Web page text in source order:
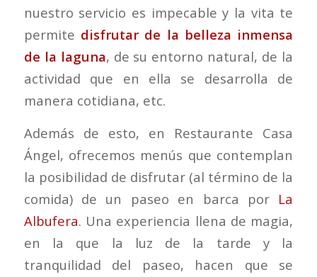
nuestro servicio es impecable y la vita te
permite disfrutar de la belleza inmensa
de la laguna, de su entorno natural, de la
actividad que en ella se desarrolla de
manera cotidiana, etc.
Además de esto, en Restaurante Casa
Ángel, ofrecemos menús que contemplan
la posibilidad de disfrutar (al término de la
comida) de un paseo en barca por La
Albufera. Una experiencia llena de magia,
en la que la luz de la tarde y la
tranquilidad del paseo, hacen que se